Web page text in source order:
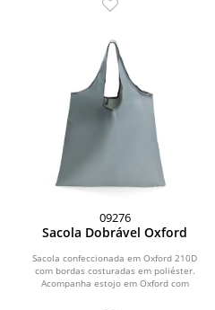
09276
Sacola Dobrável Oxford
Sacola confeccionada em Oxford 210D
com bordas costuradas em poliéster.
Acompanha estojo em Oxford com